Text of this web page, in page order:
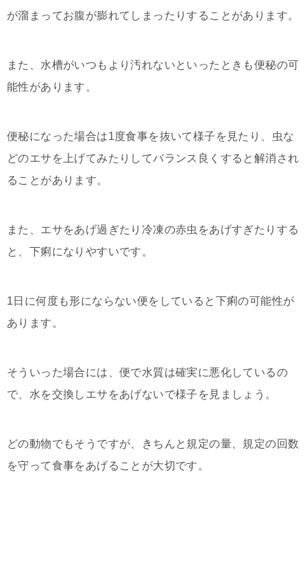
が溜まってお腹が膨れてしまったりすることがあります。
また、水槽がいつもより汚れないといったときも便秘の可
能性があります。
便秘になった場合は1度食事を抜いて様子を見たり、虫な
どのエサを上げてみたりしてバランス良くすると解消され
ることがあります。
また、エサをあげ過ぎたり冷凍の赤虫をあげすぎたりする
と、下痢になりやすいです。
1日に何度も形にならない便をしていると下痢の可能性が
あります。
そういった場合には、便で水質は確実に悪化しているの
で、水を交換しエサをあげないで様子を見ましょう。
どの動物でもそうですが、きちんと規定の量、規定の回数
を守って食事をあげることが大切です。